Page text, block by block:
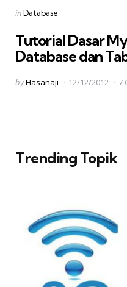
Categories
Posted
inDatabase
Tutorial Dasar
Database dan
Posted
byHasanaji 12/12/2012 7
Trending Topik